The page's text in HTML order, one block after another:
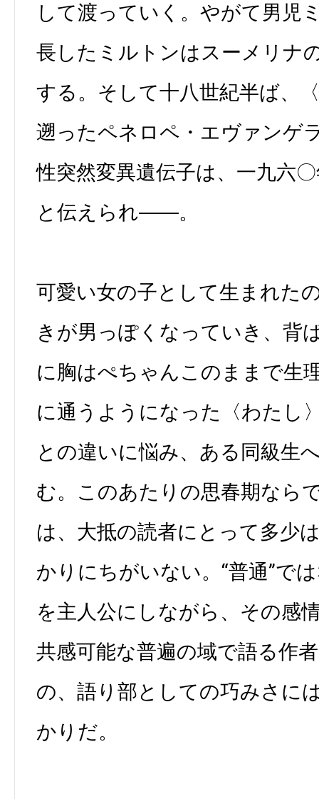
して渡っていく。やがて男児
長したミルトンはスーメリナ
する。そして十八世紀半ば、
遡ったペネロペ・エヴァンゲ
性突然変異遺伝子は、一九六
と伝えられ――。
可愛い女の子として生まれた
きが男っぽくなっていき、背
に胸はぺちゃんこのままで生
に通うようになった〈わたし
との違いに悩み、ある同級生
む。このあたりの思春期なら
は、大抵の読者にとって多少
かりにちがいない。“普通”で
を主人公にしながら、その感
共感可能な普遍の域で語る作
の、語り部としての巧みさに
かりだ。